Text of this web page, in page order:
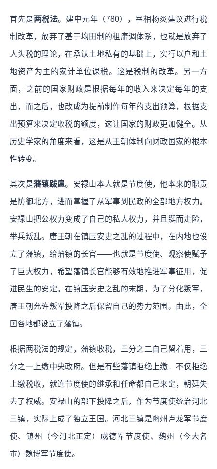
首先是两税法。建中元年（780），宰相杨炎建议进行税
制改革，放弃了基于均田制的租庸调体系，也就是放弃了
人头税的理论，在承认土地私有的基础上，实行以户和土
地资产为主的家计单位课税。这是税制的改革。另一方
面，之前的国家财政是根据每年的收入来决定每年的支
出，而之后，也改成为提前制作每年的支出预算，根据支
出预算来决定收税的额度，这让国家的财政更加健全。从
历史学家的角度来看，这是从王朝体制向财政国家的根本
性转变。
其次是藩镇跋扈。安禄山本人就是节度使，他本来的职责
是防御北方，进而掌握了从军事到民政的全部地方权力。
安禄山把公权力变成了自己的私人权力，并且铤而走险，
举兵叛乱。唐王朝在镇压安史之乱的过程中，在内地也设
立了藩镇，给藩镇的长官——也就是节度使、观察使赋予
了巨大权力，希望藩镇长官能够有效地推进军事征用，促
进民生的安定。在镇压安史之乱的末期，为了分化叛军，
唐王朝允许叛军投降之后保留自己的势力范围。由此，全
国各地都设立了藩镇。
根据两税法的规定，藩镇收税，三分之二自己留着用，三
分之一上缴中央政府。但是有些藩镇拒绝上缴，不仅拒绝
上缴税收，就连节度使的继承和任命都自己来定，朝廷失
去了权威。安禄山的部下投降之后，作为节度使统治河北
三镇，实际上成了独立王国。河北三镇是幽州卢龙军节度
使、镇州（今河北正定）成德军节度使、魏州（今大名
市）魏博军节度使。